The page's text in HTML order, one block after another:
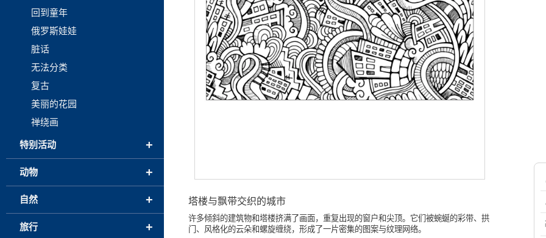
塔楼与飘带交织的城市
许多倾斜的建筑物和塔楼挤满了画面，重复出现的窗户和尖顶。它们被蜿蜒的彩带、拱
门、风格化的云朵和螺旋缠绕，形成了一片密集的图案与纹理网络。
回到童年
俄罗斯娃娃
脏话
无法分类
复古
美丽的花园
禅绕画
+
特别活动
+
动物
+
自然
+
旅行